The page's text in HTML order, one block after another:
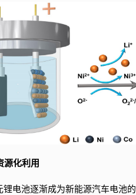
源化利用
电池逐渐成为新能源汽车电池